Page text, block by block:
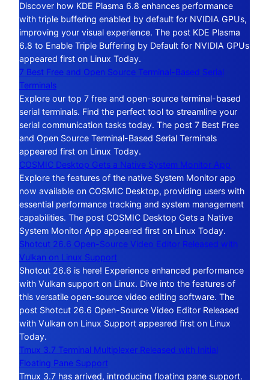
Discover how KDE Plasma 6.8 enhances performance
with triple buffering enabled by default for NVIDIA GPUs,
improving your visual experience. The post KDE Plasma
6.8 to Enable Triple Buffering by Default for NVIDIA GPUs
appeared first on Linux Today.
7 Best Free and Open Source Terminal-Based Serial
Terminals
Explore our top 7 free and open-source terminal-based
serial terminals. Find the perfect tool to streamline your
serial communication tasks today. The post 7 Best Free
and Open Source Terminal-Based Serial Terminals
appeared first on Linux Today.
COSMIC Desktop Gets a Native System Monitor App
Explore the features of the native System Monitor app
now available on COSMIC Desktop, providing users with
essential performance tracking and system management
capabilities. The post COSMIC Desktop Gets a Native
System Monitor App appeared first on Linux Today.
Shotcut 26.6 Open-Source Video Editor Released with
Vulkan on Linux Support
Shotcut 26.6 is here! Experience enhanced performance
with Vulkan support on Linux. Dive into the features of
this versatile open-source video editing software. The
post Shotcut 26.6 Open-Source Video Editor Released
with Vulkan on Linux Support appeared first on Linux
Today.
Tmux 3.7 Terminal Multiplexer Released with Initial
Floating Pane Support
Tmux 3.7 has arrived, introducing floating pane support.